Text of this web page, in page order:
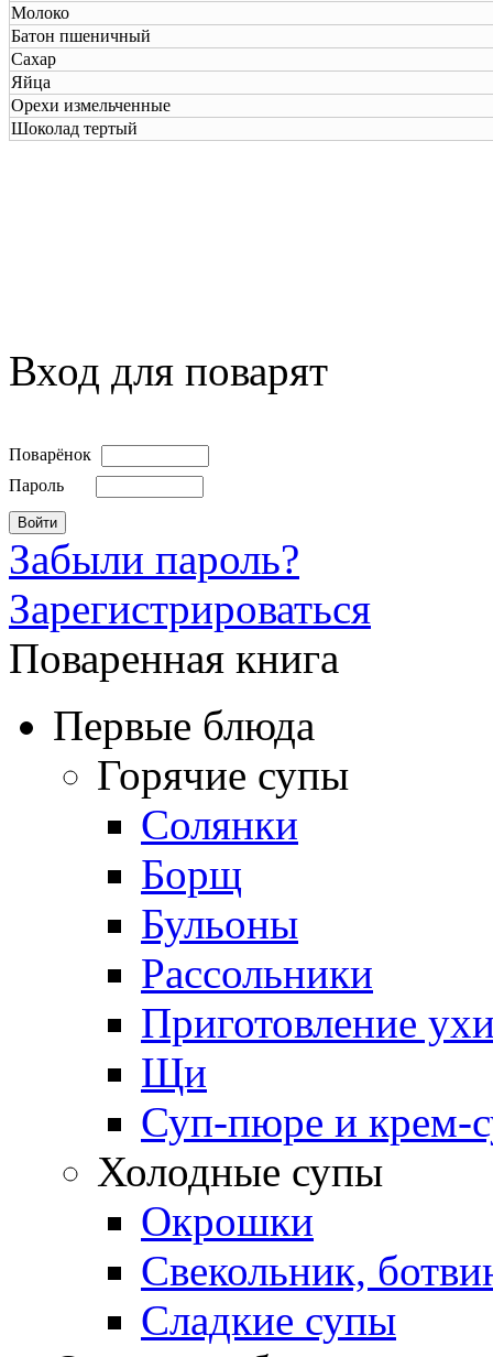
Молоко
Батон пшеничный
Сахар
Яйца
Орехи измельченные
Шоколад тертый
Вход для поварят
Поварёнок
Пароль
Забыли пароль?
Зарегистрироваться
Поваренная книга
Первые блюда
Горячие супы
Солянки
Борщ
Бульоны
Рассольники
Приготовление
Щи
Суп-пюре и крем-
Холодные супы
Окрошки
Свекольник,
Cладкие супы